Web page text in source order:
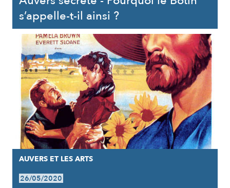
s’appelle-t-il ainsi ?
AUVERS ET LES ARTS
26/05/2020